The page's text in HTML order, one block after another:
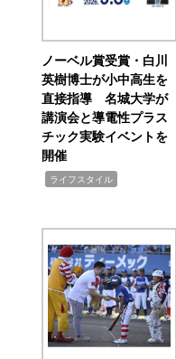
ノーベル賞受賞・白川
英樹博士が小中高生を
直接指導 名城大学が
講演会と導電性プラス
チック実験イベントを
開催
ライフスタイル